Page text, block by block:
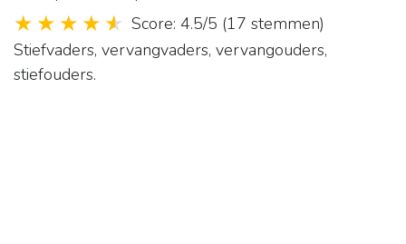
Score: 4.5/5 (17 stemmen)
Stiefvaders, vervangvaders, vervangouders,
stiefouders.